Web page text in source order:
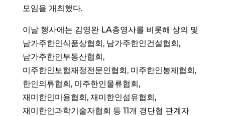
모임을 개최했다.
이날 행사에는 김영완 LA총영사를 비롯해 상의 및
남가주한인식품상협회, 남가주한인건설협회,
남가주한인부동산협회,
미주한인보험재정전문인협회, 미주한인봉제협회,
한인의류협회, 미주한인물류협회,
재미한인미용협회, 재미한인섬유협회,
재미한인과학기술자협회 등 11개 경단협 관계자